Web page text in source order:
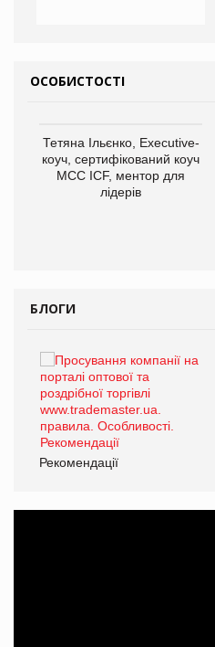
ОСОБИСТОСТІ
Тетяна Ільєнко, Executive-
коуч, сертифікований коуч
МСС ICF, ментор для
лідерів
БЛОГИ
Рекомендації